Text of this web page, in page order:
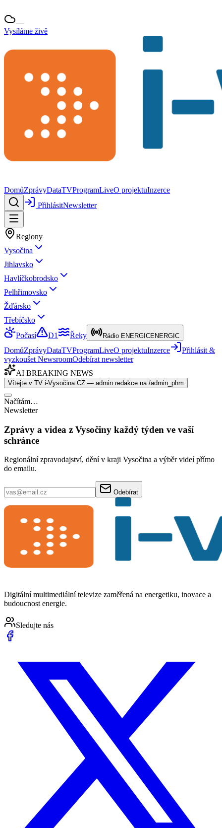
—
Vysíláme živě
DomůZprávyDataTVProgramLiveO projektuInzerce
PřihlásitNewsletter
Regiony
Vysočina
Jihlavsko
Havlíčkobrodsko
Pelhřimovsko
Žďársko
Třebíčsko
Počasí
D1 Řeky Rádio ENERGICENERGIC
DomůZprávyDataTVProgramLiveO projektuInzerce
Přihlásit &
vyzkoušet NewsroomOdebírat newsletter
AI BREAKING NEWS
Vítejte v TV i-Vysočina.CZ — admin redakce na /admin_phm
Načítám…
Newsletter
Zprávy a videa z Vysočiny každý týden ve vaší
schránce
Regionální zpravodajství, dění v kraji Vysočina a výběr videí přímo
do emailu.
Odebírat
Digitální multimediální televize zaměřená na energetiku, inovace a
budoucnost energie.
Sledujte nás